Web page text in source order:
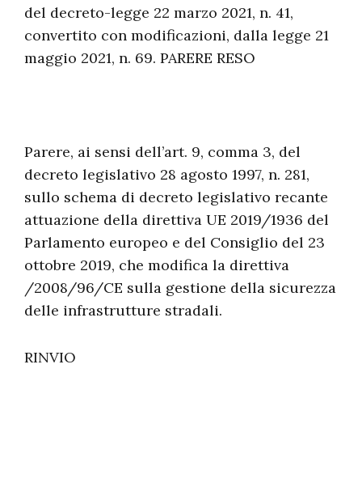
del decreto-legge 22 marzo 2021, n. 41,
convertito con modificazioni, dalla legge 21
maggio 2021, n. 69. PARERE RESO
Parere, ai sensi dell’art. 9, comma 3, del
decreto legislativo 28 agosto 1997, n. 281,
sullo schema di decreto legislativo recante
attuazione della direttiva UE 2019/1936 del
Parlamento europeo e del Consiglio del 23
ottobre 2019, che modifica la direttiva
/2008/96/CE sulla gestione della sicurezza
delle infrastrutture stradali.
RINVIO